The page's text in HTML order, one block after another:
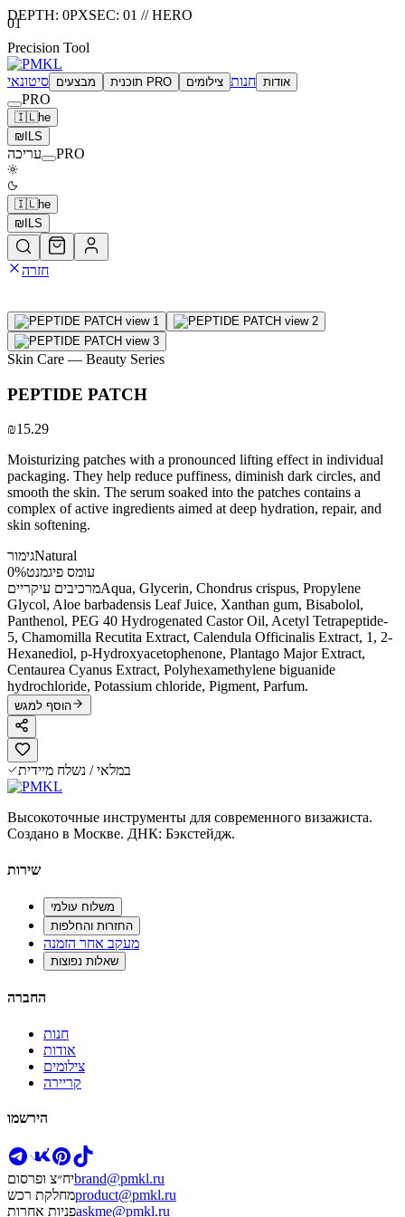
DEPTH: 0PXSEC: 01 //HERO
01
Precision Tool
חנות צילומים תוכנית PRO מבצעים סיטונאי אודות
PRO
🇮🇱he
₪ ILS
עריכה PRO
🇮🇱he
₪ ILS
חזרה
Skin Care — Beauty Series
PEPTIDE PATCH
₪15.29
Moisturizing patches with a pronounced lifting effect in individual
packaging. They help reduce puffiness, diminish dark circles, and
smooth the skin. The serum soaked into the patches contains a
complex of active ingredients aimed at deep hydration, repair, and
skin softening.
גימורNatural
עומס פיגמנט0%
מרכיבים עיקרייםAqua, Glycerin, Chondrus crispus, Propylene
Glycol, Aloe barbadensis Leaf Juice, Xanthan gum, Bisabolol,
Panthenol, PEG 40 Hydrogenated Castor Oil, Acetyl Tetrapeptide-
5, Chamomilla Recutita Extract, Calendula Officinalis Extract, 1, 2-
Hexanediol, р-Hydroxyacetophenone, Plantago Major Extract,
Centaurea Cyanus Extract, Polyhexamethylene biguanide
hydrochloride, Potassium chloride, Pigment, Parfum.
הוסף למגש
במלאי / נשלח מיידית
Высокоточные инструменты для современного визажиста.
Создано в Москве. ДНК: Бэкстейдж.
שירות
משלוח עולמי
החזרות והחלפות
מעקב אחר הזמנה
שאלות נפוצות
החברה
חנות
אודות
צילומים
קריירה
הירשמו
יח״צ ופרסוםbrand@pmkl.ru
מחלקת רכשproduct@pmkl.ru
פניות אחרותaskme@pmkl.ru